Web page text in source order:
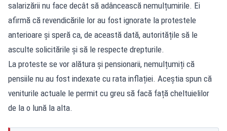
salarizării nu face decât să adâncească nemulțumirile. Ei
afirmă că revendicările lor au fost ignorate la protestele
anterioare și speră ca, de această dată, autoritățile să le
asculte solicitările și să le respecte drepturile.
La proteste se vor alătura și pensionarii, nemulțumiți că
pensiile nu au fost indexate cu rata inflației. Aceștia spun că
veniturile actuale le permit cu greu să facă față cheltuielilor
de la o lună la alta.